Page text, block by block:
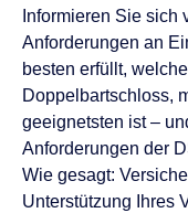
Informieren Sie sich
Anforderungen an
besten erfüllt,
Doppelbartschloss,
geeignetsten ist –
Anforderungen der
Wie gesagt:
Unterstützung Ihres